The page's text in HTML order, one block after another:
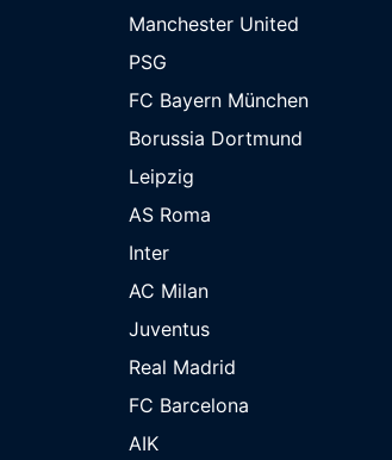
Manchester United
PSG
FC Bayern München
Borussia Dortmund
Leipzig
AS Roma
Inter
AC Milan
Juventus
Real Madrid
FC Barcelona
AIK